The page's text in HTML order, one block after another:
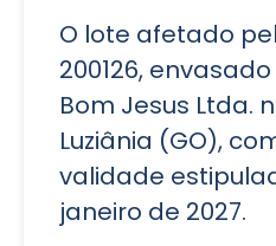
O lote afetado
200126,
Bom Jesus Ltda.
Luziânia (GO),
validade
janeiro de 2027.